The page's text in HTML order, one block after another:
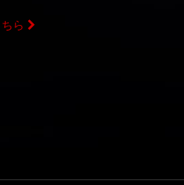
ら